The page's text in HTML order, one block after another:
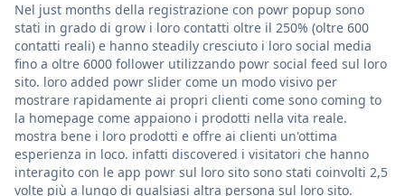
Nel just months della registrazione con powr popup sono
stati in grado di grow i loro contatti oltre il 250% (oltre 600
contatti reali) e hanno steadily cresciuto i loro social media
fino a oltre 6000 follower utilizzando powr social feed sul loro
sito. loro added powr slider come un modo visivo per
mostrare rapidamente ai propri clienti come sono coming to
la homepage come appaiono i prodotti nella vita reale.
mostra bene i loro prodotti e offre ai clienti un'ottima
esperienza in loco. infatti discovered i visitatori che hanno
interagito con le app powr sul loro sito sono stati coinvolti 2,5
volte più a lungo di qualsiasi altra persona sul loro sito.